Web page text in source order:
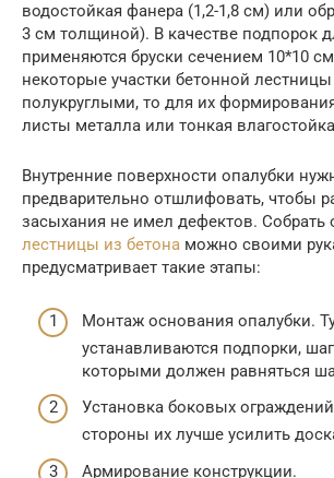
водостойкая фанера (1,2-1,8 см) или
3 см толщиной). В качестве подпорок
применяются бруски сечением 10*10
некоторые участки бетонной лестницы
полукруглыми, то для их
листы металла или тонкая
Внутренние поверхности опалубки
предварительно отшлифовать, чтобы
засыхания не имел дефектов. Собрать
лестницы из бетона можно своими
предусматривает такие этапы:
Монтаж основания опалубки.
устанавливаются подпорки,
которыми должен равняться
Установка боковых
стороны их лучше усилить
Армирование конструкции.